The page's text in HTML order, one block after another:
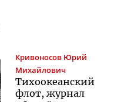
Кривоносов Юрий
Михайлович
Тихоокеанский
флот, журнал